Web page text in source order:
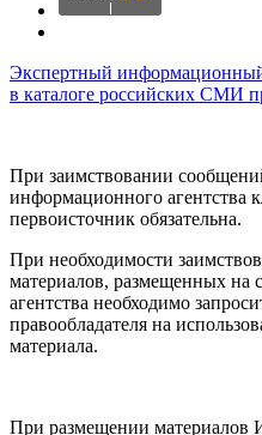
Экспертный
в каталоге российских СМИ
При заимствовании
информационного агентства
первоисточник обязательна.
При необходимости
материалов, размещенных на
агентства необходимо
правообладателя на
материала.
При размещении материалов